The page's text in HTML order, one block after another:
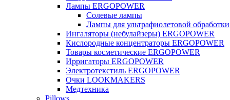
Лампы ERGOPOWER
Солевые лампы
Лампы для ультрафиолетовой обработки
Ингаляторы (небулайзеры) ERGOPOWER
Кислородные концентраторы ERGOPOWER
Товары косметические ERGOPOWER
Ирригаторы ERGOPOWER
Электротекстиль ERGOPOWER
Очки LOOKMAKERS
Медтехника